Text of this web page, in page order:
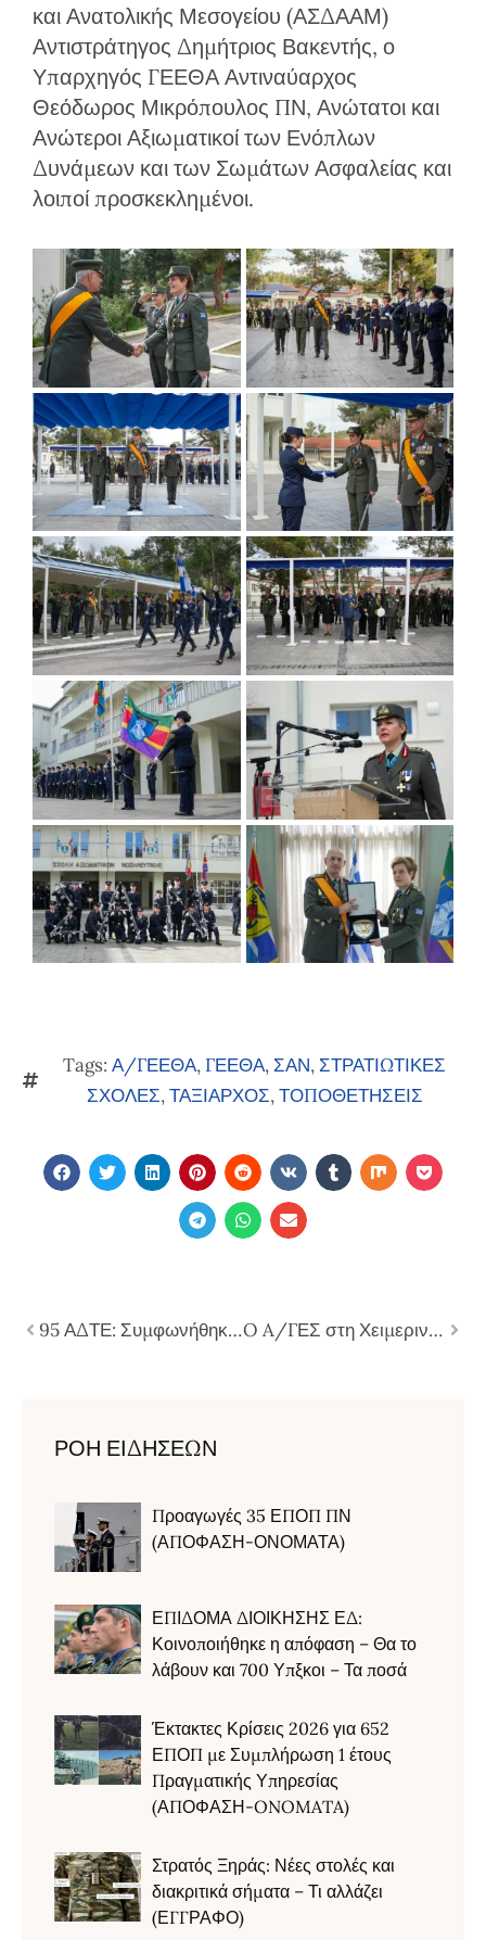
και Ανατολικής Μεσογείου (ΑΣΔΑΑΜ)
Αντιστράτηγος Δημήτριος Βακεντής, ο
Υπαρχηγός ΓΕΕΘΑ Αντιναύαρχος
Θεόδωρος Μικρόπουλος ΠΝ, Ανώτατοι και
Ανώτεροι Αξιωματικοί των Ενόπλων
Δυνάμεων και των Σωμάτων Ασφαλείας και
λοιποί προσκεκλημένοι.
Tags: Α/ΓΕΕΘΑ, ΓΕΕΘΑ,ΣΑΝ,ΣΤΡΑΤΙΩΤΙΚΕΣ
ΣΧΟΛΕΣ,ΤΑΞΙΑΡΧΟΣ,ΤΟΠΟΘΕΤΗΣΕΙΣ
95 ΑΔΤΕ: Συμφωνήθηκε η Δωρεάν σίτιση γιατρών στη ΛΑΦ, ενώ οι Στρατιωτικοί θα πληρώνουν O A/ΓΕΣ στη Χειμερινή Εκπαίδευση – Διαβίωση της ΣΜΥ (ΦΩΤΟ)
ΡΟΗ ΕΙΔΗΣΕΩΝ
Προαγωγές 35 ΕΠΟΠ ΠΝ
(ΑΠΟΦΑΣΗ-ΟΝΟΜΑΤΑ)
ΕΠΙΔΟΜΑ ΔΙΟΙΚΗΣΗΣ ΕΔ:
Κοινοποιήθηκε η απόφαση – Θα το
λάβουν και 700 Υπξκοι – Τα ποσά
Έκτακτες Κρίσεις 2026 για 652
ΕΠΟΠ με Συμπλήρωση 1 έτους
Πραγματικής Υπηρεσίας
(ΑΠΟΦΑΣΗ-ONOMATA)
Στρατός Ξηράς: Νέες στολές και
διακριτικά σήματα – Τι αλλάζει
(ΕΓΓΡΑΦΟ)